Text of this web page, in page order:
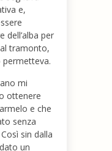
e,
dell’alba per
tramonto,
permetteva.
mi
ottenere
e che
senza
sin dalla
un